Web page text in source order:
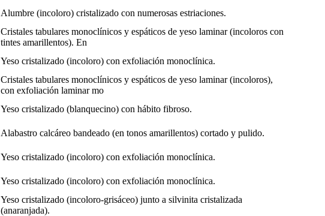
Alumbre (incoloro) cristalizado con numerosas estriaciones.
Cristales tabulares monoclínicos y espáticos de yeso laminar (incoloros con
tintes amarillentos). En
Yeso cristalizado (incoloro) con exfoliación monoclínica.
Cristales tabulares monoclínicos y espáticos de yeso laminar (incoloros),
con exfoliación laminar mo
Yeso cristalizado (blanquecino) con hábito fibroso.
Alabastro calcáreo bandeado (en tonos amarillentos) cortado y pulido.
Yeso cristalizado (incoloro) con exfoliación monoclínica.
Yeso cristalizado (incoloro) con exfoliación monoclínica.
Yeso cristalizado (incoloro-grisáceo) junto a silvinita cristalizada
(anaranjada).